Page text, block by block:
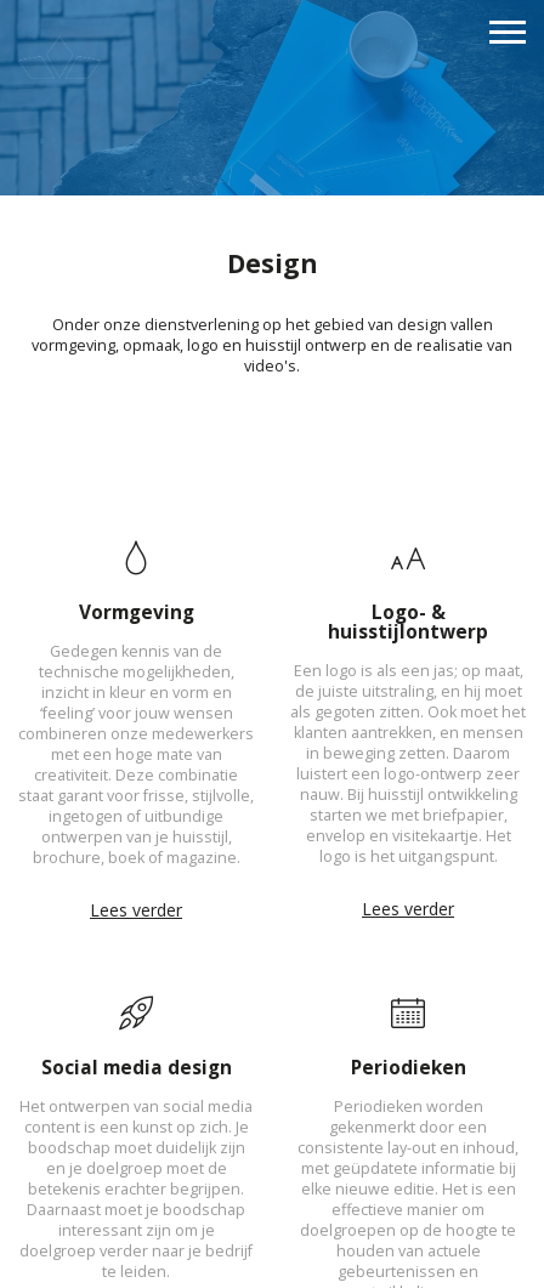
Design
Onder onze dienstverlening op het gebied van design vallen
vormgeving, opmaak, logo en huisstijl ontwerp en de realisatie van
video's.
Vormgeving
Gedegen kennis van de
technische mogelijkheden,
inzicht in kleur en vorm en
‘feeling’ voor jouw wensen
combineren onze medewerkers
met een hoge mate van
creativiteit. Deze combinatie
staat garant voor frisse, stijlvolle,
ingetogen of uitbundige
ontwerpen van je huisstijl,
brochure, boek of magazine.
Lees verder
Logo- &
huisstijlontwerp
Een logo is als een jas; op maat,
de juiste uitstraling, en hij moet
als gegoten zitten. Ook moet het
klanten aantrekken, en mensen
in beweging zetten. Daarom
luistert een logo-ontwerp zeer
nauw. Bij huisstijl ontwikkeling
starten we met briefpapier,
envelop en visitekaartje. Het
logo is het uitgangspunt.
Lees verder
Social media design
Het ontwerpen van social media
content is een kunst op zich. Je
boodschap moet duidelijk zijn
en je doelgroep moet de
betekenis erachter begrijpen.
Daarnaast moet je boodschap
interessant zijn om je
doelgroep verder naar je bedrijf
te leiden.
Periodieken
Periodieken worden
gekenmerkt door een
consistente lay-out en inhoud,
met geüpdatete informatie bij
elke nieuwe editie. Het is een
effectieve manier om
doelgroepen op de hoogte te
houden van actuele
gebeurtenissen en